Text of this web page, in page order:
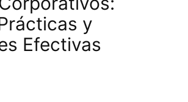
y
Efectivas